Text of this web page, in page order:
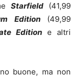
Starfield (41,99
Edition (49,99
Editione altri
buone, ma non